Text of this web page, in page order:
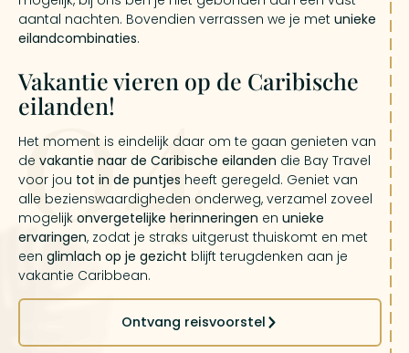
aantal nachten. Bovendien verrassen we je met unieke
eilandcombinaties.
04
Vakantie vieren op de Caribische
eilanden!
Het moment is eindelijk daar om te gaan genieten van
de vakantie naar de Caribische eilanden die Bay Travel
voor jou tot in de puntjes heeft geregeld. Geniet van
alle bezienswaardigheden onderweg, verzamel zoveel
mogelijk onvergetelijke herinneringen en unieke
ervaringen, zodat je straks uitgerust thuiskomt en met
een glimlach op je gezicht blijft terugdenken aan je
vakantie Caribbean.
Ontvang reisvoorstel